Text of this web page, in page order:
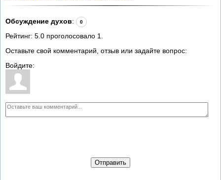
Обсуждение духов: 0
Рейтинг: 5.0 проголосовало 1
Оставьте свой комментарий, отзыв или задайте вопрос:
Войдите:
Отправить